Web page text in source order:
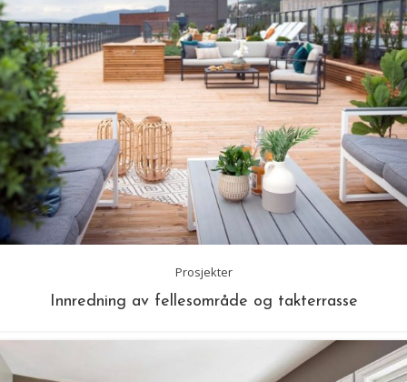
Prosjekter
Innredning av fellesområde og takterrasse